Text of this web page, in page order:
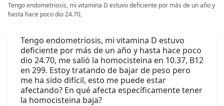
Tengo endometriosis, mi vitamina D estuvo deficiente por más de un año y
hasta hace poco dio 24.70,
Tengo endometriosis, mi vitamina D estuvo
deficiente por más de un año y hasta hace poco
dio 24.70, me salió la homocisteina en 10.37, B12
en 299. Estoy tratando de bajar de peso pero
me ha sido difícil, esto me puede estar
afectando? En qué afecta específicamente tener
la homocisteina baja?